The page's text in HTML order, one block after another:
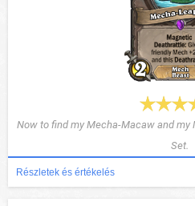
Now to find my Mecha-Macaw and
Set.
Részletek és értékelés